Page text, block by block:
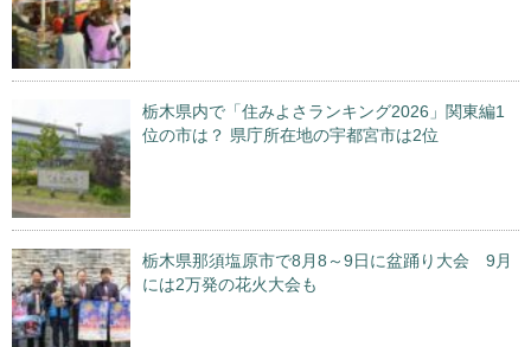
栃木県内で「住みよさランキング2026」関東編1
位の市は？ 県庁所在地の宇都宮市は2位
栃木県那須塩原市で8月8～9日に盆踊り大会 9月
には2万発の花火大会も